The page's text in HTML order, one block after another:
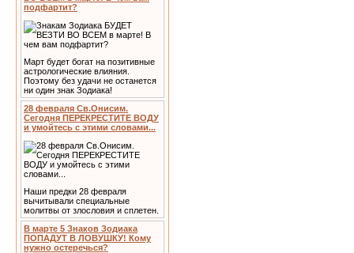
подфартит?
Март будет богат на позитивные
астрологические влияния.
Поэтому без удачи не останется
ни один знак Зодиака!
28 февраля Св.Онисим.
Сегодня ПЕРЕКРЕСТИТЕ ВОДУ
и умойтесь с этими словами...
Наши предки 28 февраля
вычитывали специальные
молитвы от злословия и сплетен.
В марте 5 Знаков Зодиака
ПОПАДУТ В ЛОВУШКУ! Кому
нужно остеречься?